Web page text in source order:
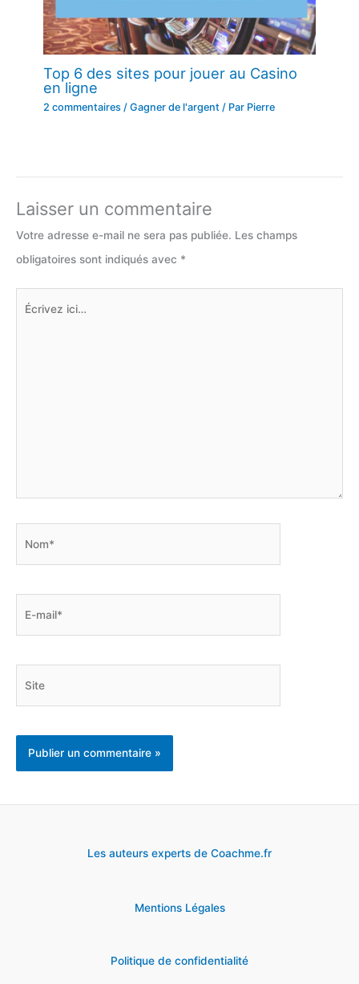
Top 6 des sites pour jouer au Casino
en ligne
2 commentaires /Gagner de l'argent / Par Pierre
Laisser un commentaire
Votre adresse e-mail ne sera pas publiée. Les champs
obligatoires sont indiqués avec *
Les auteurs experts de Coachme.fr
Mentions Légales
Politique de confidentialité